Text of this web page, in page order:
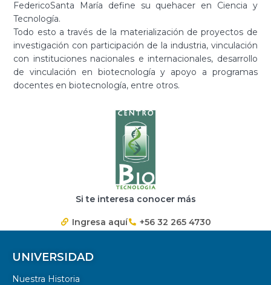
FedericoSanta María define su quehacer en Ciencia y
Tecnología.
Todo esto a través de la materialización de proyectos de
investigación con participación de la industria, vinculación
con instituciones nacionales e internacionales, desarrollo
de vinculación en biotecnología y apoyo a programas
docentes en biotecnología, entre otros.
Si te interesa conocer más
Ingresa aquí +56 32 265 4730
UNIVERSIDAD
Nuestra Historia